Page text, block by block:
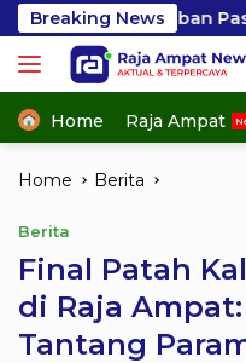
Skip
to
content
Breaking News
Pasar Lama Waisai
Home Raja Ampat
Home Berita
Berita
Final Patah
di Raja
Tantang